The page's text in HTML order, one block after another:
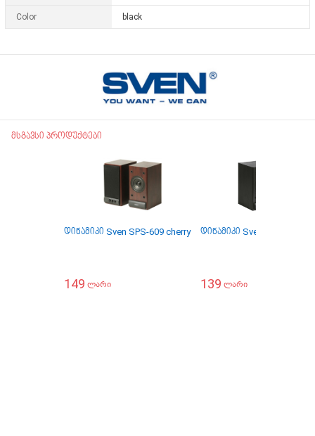
Color black
მსგავსი პროდუქტები
დინამიკი Sven SPS-609 cherry
149 ლარი
დინამიკი Sven SPS-609
139 ლარი